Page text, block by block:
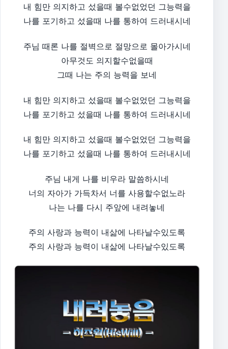
내 힘만 의지하고 섰을때 볼수없었던 그능력을
나를 포기하고 섰을때 나를 통하여 드러내시네
주님 때론 나를 절벽으로 절망으로 몰아가시네
아무것도 의지할수없을때
그때 나는 주의 능력을 보네
내 힘만 의지하고 섰을때 볼수없었던 그능력을
나를 포기하고 섰을때 나를 통하여 드러내시네
내 힘만 의지하고 섰을때 볼수없었던 그능력을
나를 포기하고 섰을때 나를 통하여 드러내시네
주님 내게 나를 비우라 말씀하시네
너의 자아가 가득차서 너를 사용할수없노라
나는 나를 다시 주앞에 내려놓네
주의 사랑과 능력이 내삶에 나타날수있도록
주의 사랑과 능력이 내삶에 나타날수있도록